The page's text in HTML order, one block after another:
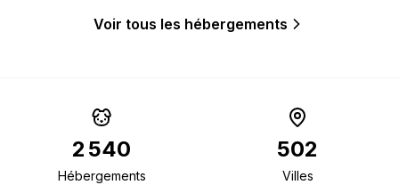
Voir tous les hébergements
2 540
Hébergements
502
Villes